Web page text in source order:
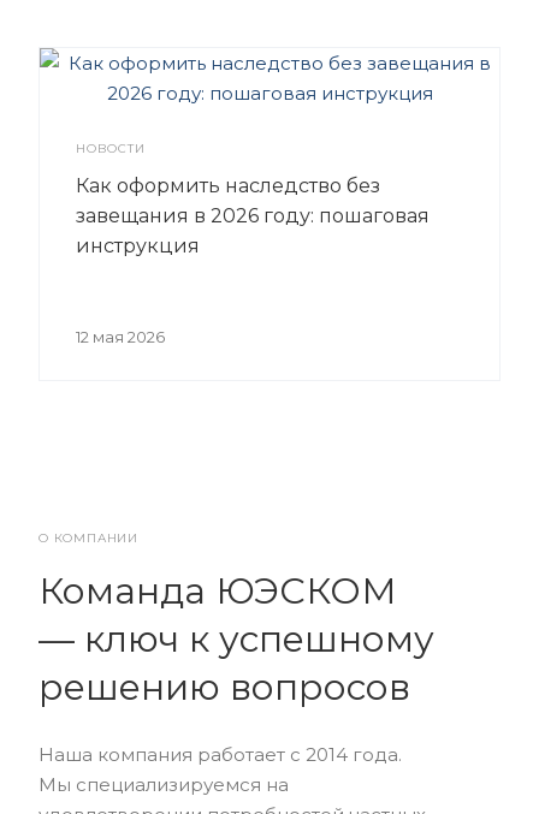
НОВОСТИ
Как оформить наследство без
завещания в 2026 году: пошаговая
инструкция
12 мая 2026
О КОМПАНИИ
Команда ЮЭСКОМ
— ключ к успешному
решению вопросов
Наша компания работает с 2014 года.
Мы специализируемся на